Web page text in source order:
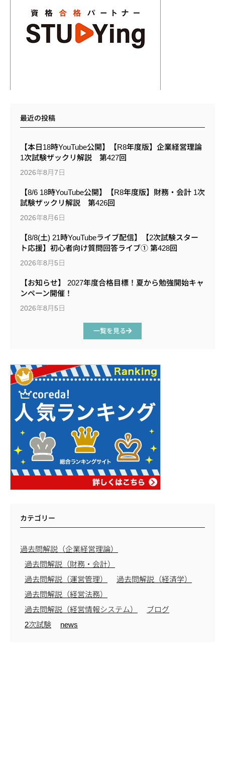
最近の投稿
【本日18時YouTube公開】【R8年度版】企業経営理論
1次試験ザックリ解説 第427回
2026年8月7日
【8/6 18時YouTube公開】【R8年度版】財務・会計 1次
試験ザックリ解説 第426回
2026年8月6日
【8/8(土) 21時YouTubeライブ配信】【2次試験スター
ト応援】初心者向け質問回答ライブ① 第428回
2026年8月5日
【お知らせ】 2027年度合格目標！夏から勉強開始キャ
ンペーン開催！
2026年8月5日
一覧を見る
カテゴリー
過去問解説（企業経営理論）
過去問解説（財務・会計）
過去問解説（運営管理）
過去問解説（経済学）
過去問解説（経営法務）
過去問解説（経営情報システム）
ブログ
2次試験
news